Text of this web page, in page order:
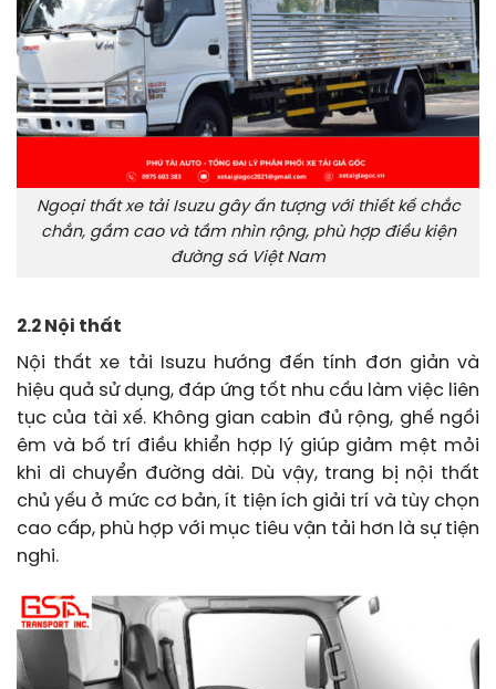
Ngoại thất xe tải Isuzu gây ấn tượng với thiết kế chắc
chắn, gầm cao và tầm nhìn rộng, phù hợp điều kiện
đường sá Việt Nam
2.2 Nội thất
Nội thất xe tải Isuzu hướng đến tính đơn giản và
hiệu quả sử dụng, đáp ứng tốt nhu cầu làm việc liên
tục của tài xế. Không gian cabin đủ rộng, ghế ngồi
êm và bố trí điều khiển hợp lý giúp giảm mệt mỏi
khi di chuyển đường dài. Dù vậy, trang bị nội thất
chủ yếu ở mức cơ bản, ít tiện ích giải trí và tùy chọn
cao cấp, phù hợp với mục tiêu vận tải hơn là sự tiện
nghi.